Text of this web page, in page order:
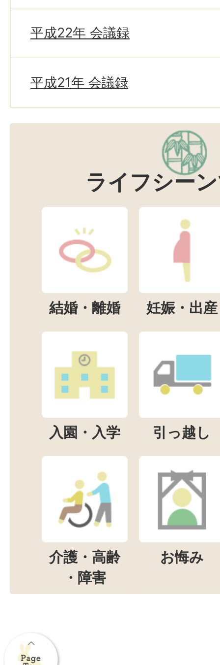
平成22年 会議録
平成21年 会議録
ライフシー
結婚・離婚 妊娠・出産
入園・入学 引っ越し
介護・高齢
・障害
お悔み